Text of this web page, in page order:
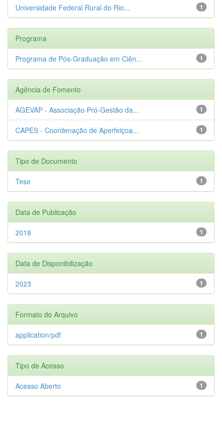
1
Universidade Federal Rural do Rio...
Programa
1
Programa de Pós-Graduação em Ciên...
Agência de Fomento
1
AGEVAP - Associação Pró-Gestão da...
1
CAPES - Coordenação de Aperfeiçoa...
Tipo de Documento
1
Tese
Data de Publicação
1
2018
Data de Disponibilização
1
2023
Formato do Arquivo
1
application/pdf
Tipo de Acesso
1
Acesso Aberto